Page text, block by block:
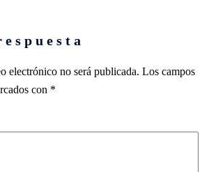
electrónico no será publicada. Los campos
con *